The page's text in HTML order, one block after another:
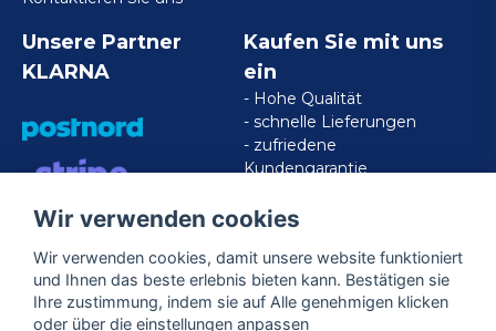
Unsere Partner
KLARNA
VISA/MASTERCARD/AMERICAN
EXPRESS
Kaufen Sie mit uns
ein
- Hohe Qualität
- schnelle Lieferungen
- zufriedene
Kundengarantie
Folgen Sie uns
Wir verwenden cookies
Wir verwenden cookies, damit unsere website funktioniert
und Ihnen das beste erlebnis bieten kann. Bestätigen sie
Ihre zustimmung, indem sie auf Alle genehmigen klicken
oder über die einstellungen anpassen